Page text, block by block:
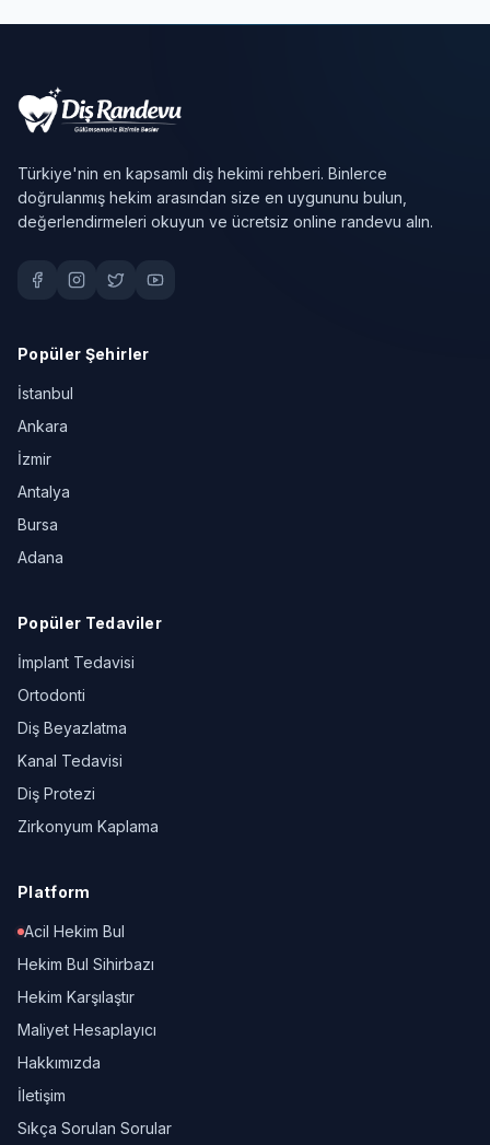
Türkiye'nin en kapsamlı diş hekimi rehberi. Binlerce
doğrulanmış hekim arasından size en uygununu bulun,
değerlendirmeleri okuyun ve ücretsiz online randevu alın.
Popüler Şehirler
İstanbul
Ankara
İzmir
Antalya
Bursa
Adana
Popüler Tedaviler
İmplant Tedavisi
Ortodonti
Diş Beyazlatma
Kanal Tedavisi
Diş Protezi
Zirkonyum Kaplama
Platform
Acil Hekim Bul
Hekim Bul Sihirbazı
Hekim Karşılaştır
Maliyet Hesaplayıcı
Hakkımızda
İletişim
Sıkça Sorulan Sorular